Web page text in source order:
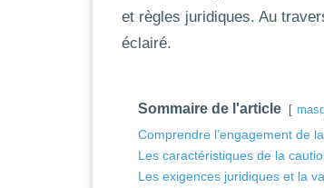
et règles juridiques. Au
éclairé.
Sommaire de l'article
Comprendre l’engagement de
Les caractéristiques de la
Les exigences juridiques et la